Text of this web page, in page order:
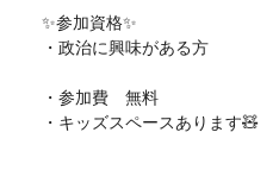
✨参加資格✨
・政治に興味がある方
・参加費 無料
・キッズスペースあります🧸